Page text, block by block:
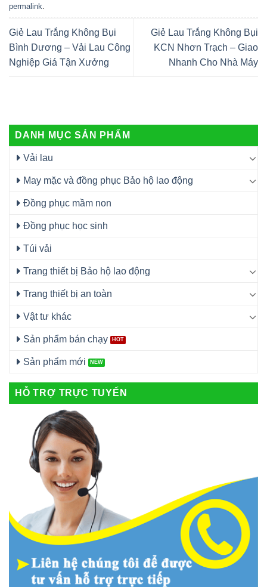
permalink.
Giẻ Lau Trắng Không Bụi
Bình Dương – Vải Lau Công
Nghiệp Giá Tận Xưởng
Giẻ Lau Trắng Không Bụi
KCN Nhơn Trạch – Giao
Nhanh Cho Nhà Máy
DANH MỤC SẢN PHẨM
Vải lau
May mặc và đồng phục Bảo hộ lao động
Đồng phục mầm non
Đồng phục học sinh
Túi vải
Trang thiết bị Bảo hộ lao động
Trang thiết bị an toàn
Vật tư khác
Sản phẩm bán chạy
Sản phẩm mới
HỖ TRỢ TRỰC TUYẾN